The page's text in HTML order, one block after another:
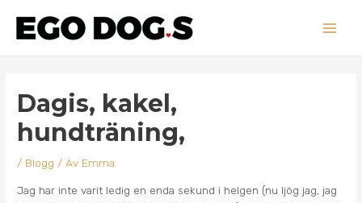
innehåll
Dagis, kakel,
hundträning,
/ Blogg / Av Emma
Jag har inte varit ledig en enda sekund i helgen (nu ljög jag, jag